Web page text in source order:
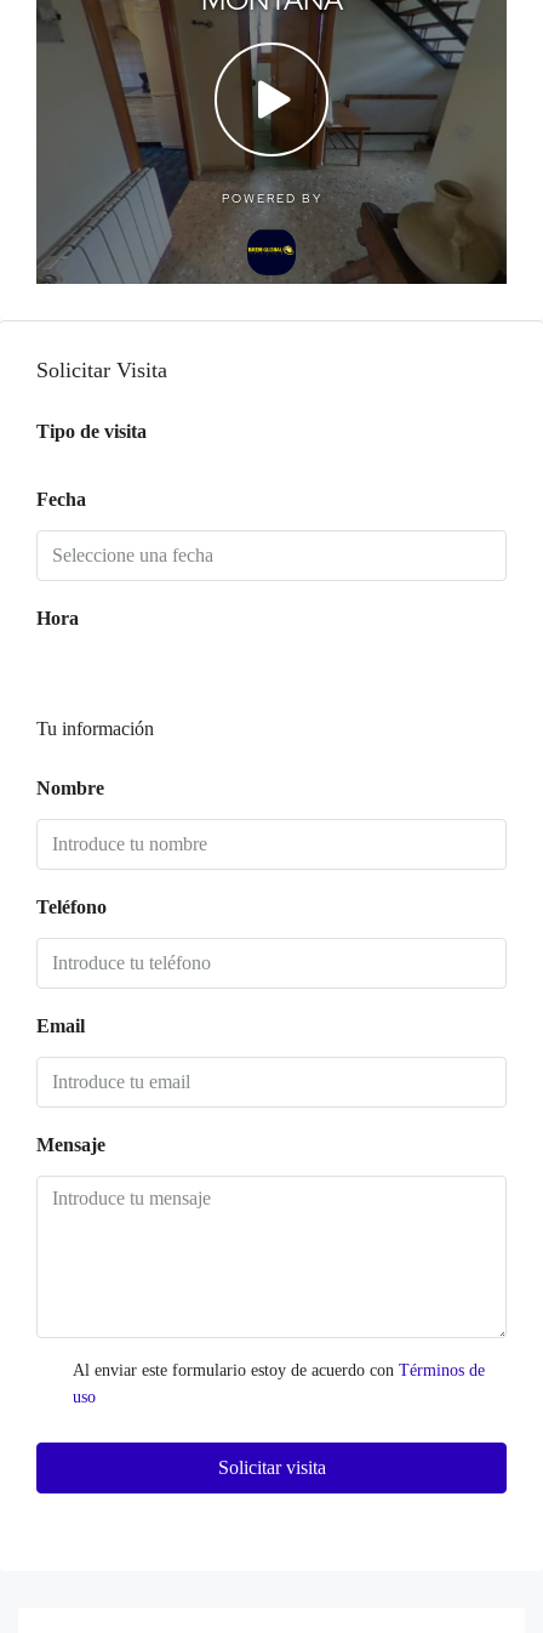
Solicitar Visita
Tipo de visita
Fecha
Hora
Tu información
Nombre
Teléfono
Email
Mensaje
Al enviar este formulario estoy de acuerdo con Términos de
uso
Solicitar visita